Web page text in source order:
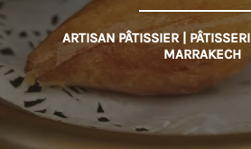
ARTISAN PÂTISSIER |
MARRAKECH